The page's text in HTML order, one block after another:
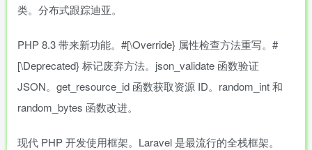
类。分布式跟踪迪亚。
PHP 8.3 带来新功能。#[\Override} 属性检查方法重写。#
[\Deprecated} 标记废弃方法。json_validate 函数验证
JSON。get_resource_id 函数获取资源 ID。random_int 和
random_bytes 函数改进。
现代 PHP 开发使用框架。Laravel 是最流行的全栈框架。